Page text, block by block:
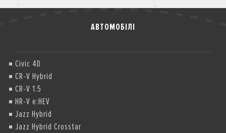
АВТОМОБІЛІ
Civic 4D
CR-V Hybrid
CR-V 1.5
HR-V e:HEV
Jazz Hybrid
Jazz Hybrid Crosstar